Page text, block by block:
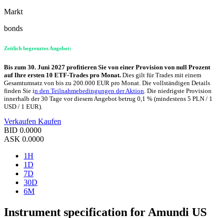
Markt
bonds
Zeitlich begrenztes Angebot:
Bis zum 30. Juni 2027 profitieren Sie von einer Provision von null Prozent
auf Ihre ersten 10 ETF-Trades pro Monat. Dies gilt für Trades mit einem
Gesamtumsatz von bis zu 200.000 EUR pro Monat. Die vollständigen Details
finden Sie in den Teilnahmebedingungen der Aktion. Die niedrigste Provision
innerhalb der 30 Tage vor diesem Angebot betrug 0,1 % (mindestens 5 PLN / 1
USD / 1 EUR).
Verkaufen Kaufen
BID 0.0000
ASK 0.0000
1H
1D
7D
30D
6M
Instrument specification for Amundi US